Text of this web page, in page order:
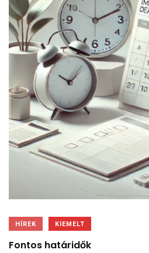
HÍREK KIEMELT
Fontos határidők